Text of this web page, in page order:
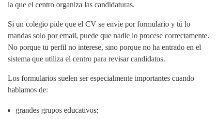
la que el centro organiza las candidaturas.
Si un colegio pide que el CV se envíe por formulario y tú lo
mandas solo por email, puede que nadie lo procese correctamente.
No porque tu perfil no interese, sino porque no ha entrado en el
sistema que utiliza el centro para revisar candidatos.
Los formularios suelen ser especialmente importantes cuando
hablamos de:
grandes grupos educativos;